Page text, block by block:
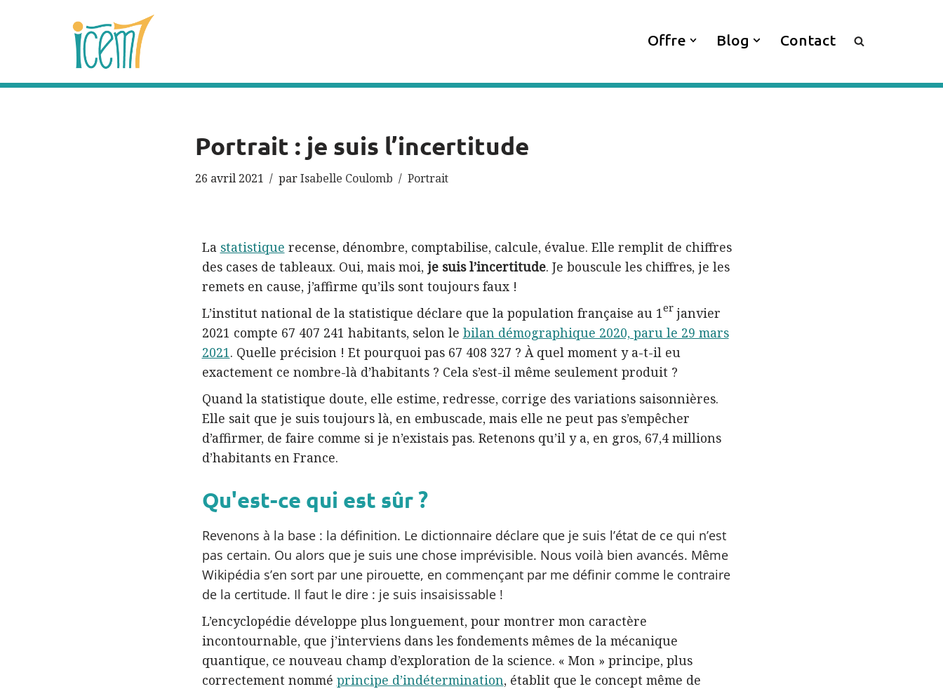
contenu
Offre Blog Contact
Portrait : je suis l’incertitude
26 avril 2021 parIsabelle Coulomb Portrait
La statistique recense, dénombre, comptabilise, calcule, évalue. Elle remplit de chiffres
des cases de tableaux. Oui, mais moi, je suis l’incertitude. Je bouscule les chiffres, je les
remets en cause, j’affirme qu’ils sont toujours faux !
L’institut national de la statistique déclare que la population française au 1er janvier
2021 compte 67 407 241 habitants, selon le bilan démographique 2020, paru le 29 mars
2021. Quelle précision ! Et pourquoi pas 67 408 327 ? À quel moment y a-t-il eu
exactement ce nombre-là d’habitants ? Cela s’est-il même seulement produit ?
Quand la statistique doute, elle estime, redresse, corrige des variations saisonnières.
Elle sait que je suis toujours là, en embuscade, mais elle ne peut pas s’empêcher
d’affirmer, de faire comme si je n’existais pas. Retenons qu’il y a, en gros, 67,4 millions
d’habitants en France.
Qu'est-ce qui est sûr ?
Revenons à la base : la définition. Le dictionnaire déclare que je suis l’état de ce qui n’est
pas certain. Ou alors que je suis une chose imprévisible. Nous voilà bien avancés. Même
Wikipédia s’en sort par une pirouette, en commençant par me définir comme le contraire
de la certitude. Il faut le dire : je suis insaisissable !
L’encyclopédie développe plus longuement, pour montrer mon caractère
incontournable, que j’interviens dans les fondements mêmes de la mécanique
quantique, ce nouveau champ d’exploration de la science. « Mon » principe, plus
correctement nommé principe d’indétermination, établit que le concept même de